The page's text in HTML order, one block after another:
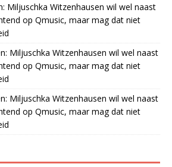
Miljuschka Witzenhausen wil wel naast
op Qmusic, maar mag dat niet
Miljuschka Witzenhausen wil wel naast
op Qmusic, maar mag dat niet
Miljuschka Witzenhausen wil wel naast
op Qmusic, maar mag dat niet